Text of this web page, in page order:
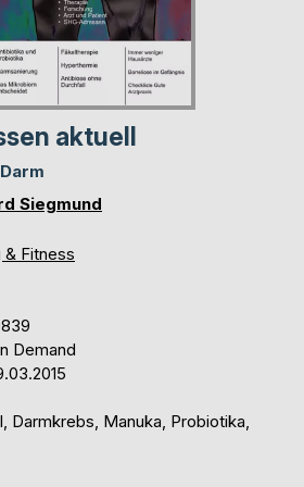
aktuell
Siegmund
& Fitness
Demand
Darmkrebs, Manuka, Probiotika,